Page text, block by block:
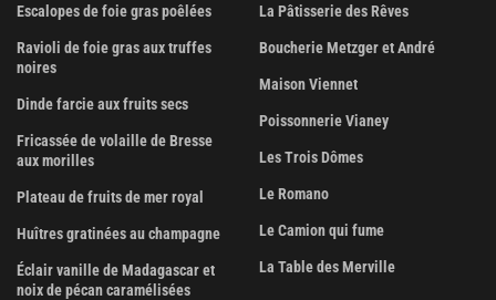
Escalopes de foie gras poêlées
Ravioli de foie gras aux truffes
noires
Dinde farcie aux fruits secs
Fricassée de volaille de Bresse
aux morilles
Plateau de fruits de mer royal
Huîtres gratinées au champagne
Éclair vanille de Madagascar et
noix de pécan caramélisées
La Pâtisserie des Rêves
Boucherie Metzger et André
Maison Viennet
Poissonnerie Vianey
Les Trois Dômes
Le Romano
Le Camion qui fume
La Table des Merville